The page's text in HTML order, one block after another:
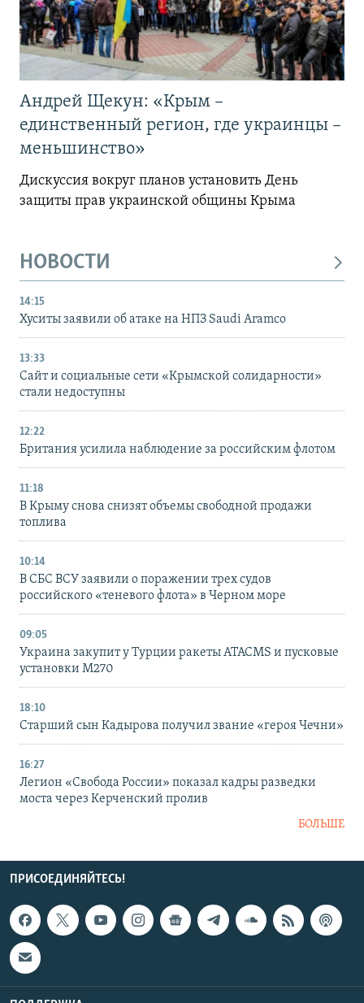
Андрей Щекун: «Крым –
единственный регион, где украинцы –
меньшинство»
Дискуссия вокруг планов установить День
защиты прав украинской общины Крыма
НОВОСТИ
14:15
Хуситы заявили об атаке на НПЗ Saudi Aramco
13:33
Сайт и социальные сети «Крымской солидарности»
стали недоступны
12:22
Британия усилила наблюдение за российским флотом
11:18
В Крыму снова снизят объемы свободной продажи
топлива
10:14
В СБС ВСУ заявили о поражении трех судов
российского «теневого флота» в Черном море
09:05
Украина закупит у Турции ракеты ATACMS и пусковые
установки M270
18:10
Старший сын Кадырова получил звание «героя Чечни»
16:27
Легион «Свобода России» показал кадры разведки
моста через Керченский пролив
БОЛЬШЕ
ПРИСОЕДИНЯЙТЕСЬ!